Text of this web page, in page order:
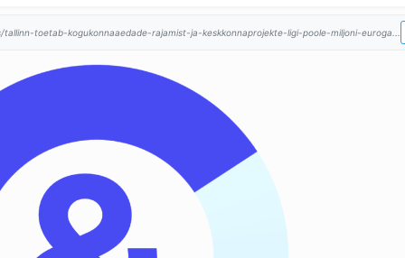
toetab-kogukonnaaedade-rajamist-ja-keskkonnaprojekte-ligi-poole-miljoni-euroga...